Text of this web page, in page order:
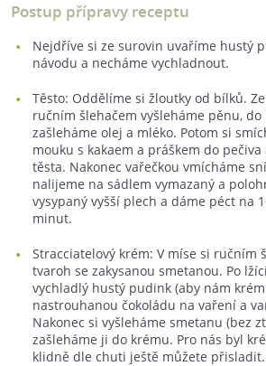
Postup přípravy receptu
Nejdříve si ze surovin uvaříme hustý
návodu a necháme vychladnout.
Těsto: Oddělíme si žloutky od bílků.
ručním šlehačem vyšleháme pěnu, do
zašleháme olej a mléko. Potom si
mouku s kakaem a práškem do
těsta. Nakonec vařečkou vmícháme
nalijeme na sádlem vymazaný a
vysypaný vyšší plech a dáme péct na
minut.
Stracciatelový krém: V míse si ručním
tvaroh se zakysanou smetanou. Po
vychladlý hustý pudink (aby nám
nastrouhanou čokoládu na vaření a
Nakonec si vyšleháme smetanu (bez
zašleháme ji do krému. Pro nás byl
klidně dle chuti ještě můžete přisladit.